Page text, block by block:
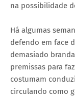
na possibilidade
Há algumas
defendo em face
demasiado
premissas para
costumam
circulando como